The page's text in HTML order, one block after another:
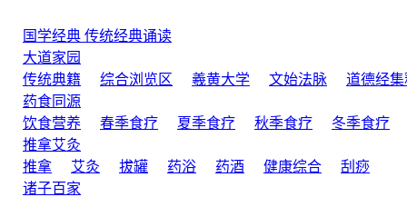
国学经典 传统经典诵读
大道家园
传统典籍
综合浏览区 羲黄大学 文始法脉
道德经集
药食同源
饮食营养
春季食疗 夏季食疗 秋季食疗 冬季食疗
推拿艾灸
推拿
艾灸 拔罐 药浴 药酒 健康综合
刮痧
诸子百家